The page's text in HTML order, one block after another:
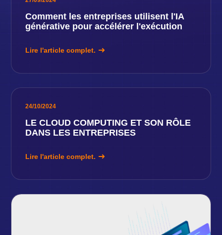
Comment les entreprises utilisent l'IA
générative pour accélérer l'exécution
Lire l'article complet.
24/10/2024
LE CLOUD COMPUTING ET SON RÔLE
DANS LES ENTREPRISES
Lire l'article complet.